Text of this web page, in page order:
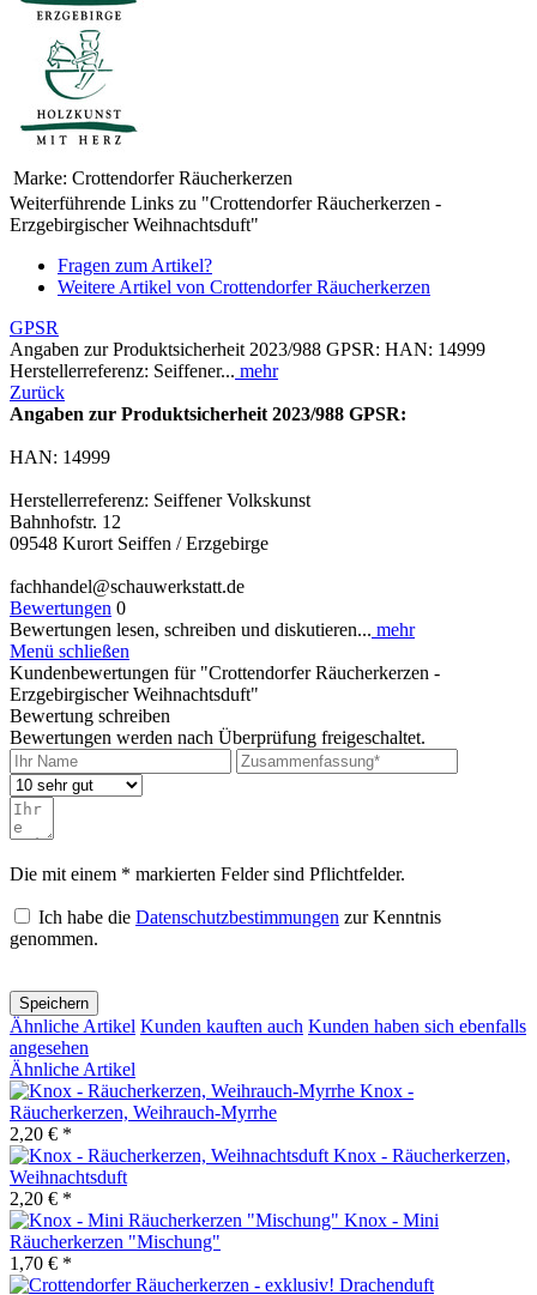
Marke: Crottendorfer Räucherkerzen
Weiterführende Links zu "Crottendorfer Räucherkerzen -
Erzgebirgischer Weihnachtsduft"
Fragen zum Artikel?
Weitere Artikel von Crottendorfer Räucherkerzen
GPSR
Angaben zur Produktsicherheit 2023/988 GPSR: HAN: 14999
Herstellerreferenz: Seiffener... mehr
Zurück
Angaben zur Produktsicherheit 2023/988 GPSR:
HAN: 14999
Herstellerreferenz: Seiffener Volkskunst
Bahnhofstr. 12
09548 Kurort Seiffen / Erzgebirge
fachhandel@schauwerkstatt.de
Bewertungen 0
Bewertungen lesen, schreiben und diskutieren... mehr
Menü schließen
Kundenbewertungen für "Crottendorfer Räucherkerzen -
Erzgebirgischer Weihnachtsduft"
Bewertung schreiben
Bewertungen werden nach Überprüfung freigeschaltet.
Die mit einem * markierten Felder sind Pflichtfelder.
Ich habe die Datenschutzbestimmungen zur Kenntnis
genommen.
Speichern
Ähnliche Artikel Kunden kauften auch Kunden haben sich ebenfalls
angesehen
Ähnliche Artikel
Knox -
Räucherkerzen, Weihrauch-Myrrhe
2,20 € *
Knox - Räucherkerzen,
Weihnachtsduft
2,20 € *
Knox - Mini
Räucherkerzen "Mischung"
1,70 € *